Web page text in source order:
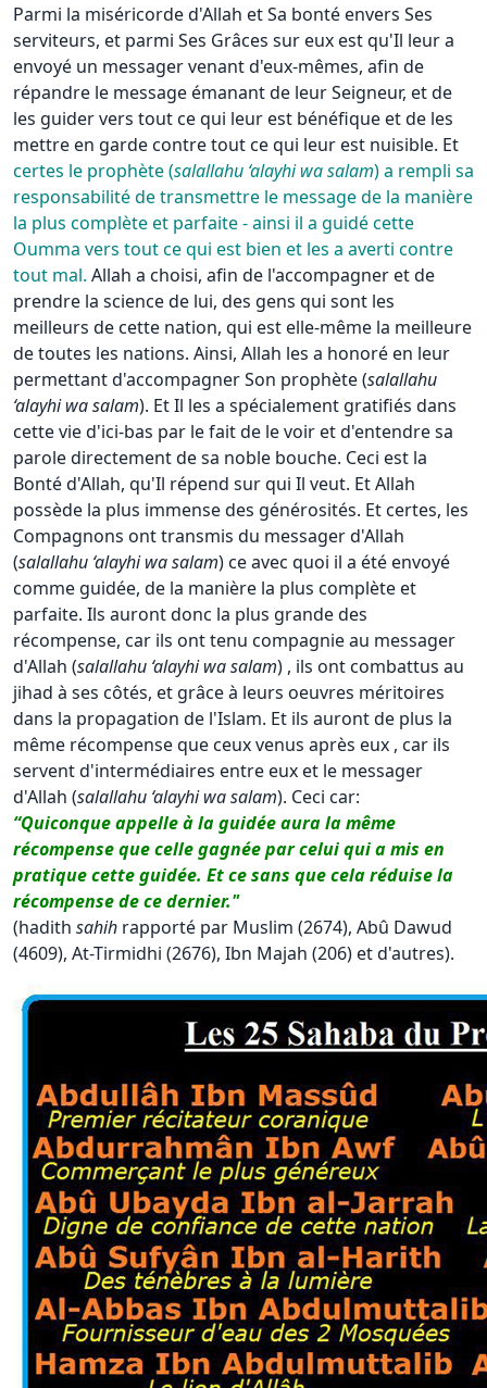
Parmi la miséricorde d'Allah et Sa bonté envers Ses
serviteurs, et parmi Ses Grâces sur eux est qu'Il leur a
envoyé un messager venant d'eux-mêmes, afin de
répandre le message émanant de leur Seigneur, et de
les guider vers tout ce qui leur est bénéfique et de les
mettre en garde contre tout ce qui leur est nuisible. Et
certes le prophète (salallahu ‘alayhi wa salam) a rempli sa
responsabilité de transmettre le message de la manière
la plus complète et parfaite - ainsi il a guidé cette
Oumma vers tout ce qui est bien et les a averti contre
tout mal. Allah a choisi, afin de l'accompagner et de
prendre la science de lui, des gens qui sont les
meilleurs de cette nation, qui est elle-même la meilleure
de toutes les nations. Ainsi, Allah les a honoré en leur
permettant d'accompagner Son prophète (salallahu
‘alayhi wa salam). Et Il les a spécialement gratifiés dans
cette vie d'ici-bas par le fait de le voir et d'entendre sa
parole directement de sa noble bouche. Ceci est la
Bonté d'Allah, qu'Il répend sur qui Il veut. Et Allah
possède la plus immense des générosités. Et certes, les
Compagnons ont transmis du messager d'Allah
(salallahu ‘alayhi wa salam) ce avec quoi il a été envoyé
comme guidée, de la manière la plus complète et
parfaite. Ils auront donc la plus grande des
récompense, car ils ont tenu compagnie au messager
d'Allah (salallahu ‘alayhi wa salam) , ils ont combattus au
jihad à ses côtés, et grâce à leurs oeuvres méritoires
dans la propagation de l'Islam. Et ils auront de plus la
même récompense que ceux venus après eux , car ils
servent d'intermédiaires entre eux et le messager
d'Allah (salallahu ‘alayhi wa salam). Ceci car:
“Quiconque appelle à la guidée aura la même
récompense que celle gagnée par celui qui a mis en
pratique cette guidée. Et ce sans que cela réduise la
récompense de ce dernier."
(hadith sahih rapporté par Muslim (2674), Abû Dawud
(4609), At-Tirmidhi (2676), Ibn Majah (206) et d'autres).